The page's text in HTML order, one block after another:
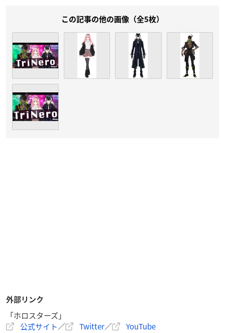
この記事の他の画像（全5枚）
外部リンク
「ホロスターズ」
公式サイト／ Twitter／ YouTube